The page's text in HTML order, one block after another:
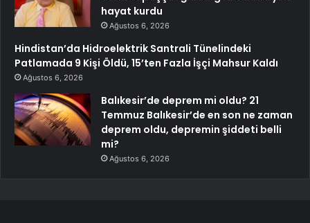
hayat kurdu
Ağustos 6, 2026
Hindistan’da Hidroelektrik Santrali Tünelindeki
Patlamada 9 Kişi Öldü, 15’ten Fazla İşçi Mahsur Kaldı
Ağustos 6, 2026
Balıkesir’de deprem mi oldu? 21
Temmuz Balıkesir’de en son ne zaman
deprem oldu, depremin şiddeti belli
mi?
Ağustos 6, 2026